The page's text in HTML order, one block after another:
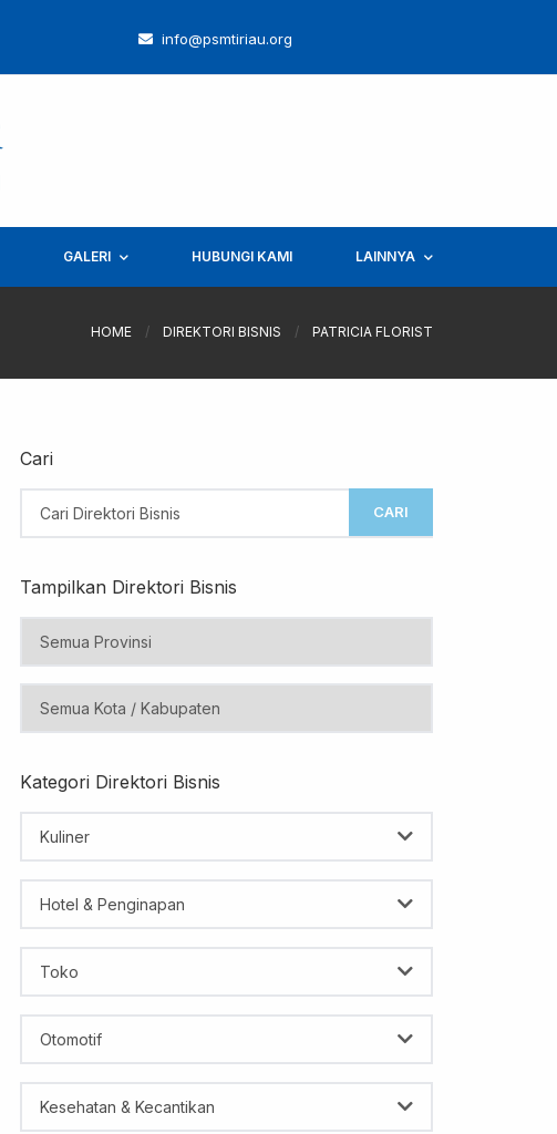
info@psmtiriau.org
GALERI HUBUNGI KAMI LAINNYA
HOME / DIREKTORI BISNIS / PATRICIA FLORIST
Cari
CARI
Tampilkan Direktori Bisnis
Kategori Direktori Bisnis
Kuliner
Hotel & Penginapan
Toko
Otomotif
Kesehatan & Kecantikan